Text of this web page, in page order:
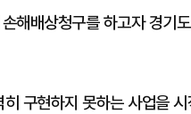
해배상청구를 하고자 경기
구현하지 못하는 사업을